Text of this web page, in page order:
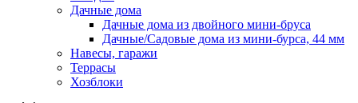
Дачные дома
Дачные дома из двойного мини-бруса
Дачные/Садовые дома из мини-бурса, 44 мм
Навесы, гаражи
Террасы
Хозблоки